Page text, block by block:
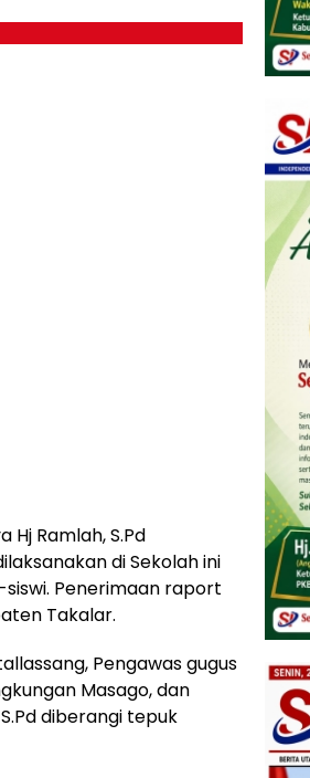
Hj Ramlah, S.Pd
di Sekolah ini
Penerimaan raport
Takalar.
Pengawas gugus
Masago, dan
diberangi tepuk